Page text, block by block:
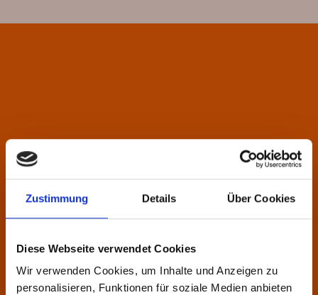
Zustimmung Details Über Cookies
Diese Webseite verwendet Cookies
Wir verwenden Cookies, um Inhalte und Anzeigen zu
personalisieren, Funktionen für soziale Medien anbieten